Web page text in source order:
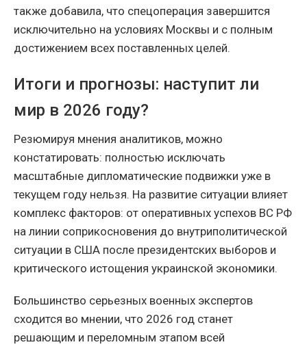
также добавила, что спецоперация завершится
исключительно на условиях Москвы и с полным
достижением всех поставленных целей.
Итоги и прогнозы: наступит ли
мир в 2026 году?
Резюмируя мнения аналитиков, можно
констатировать: полностью исключать
масштабные дипломатические подвижки уже в
текущем году нельзя. На развитие ситуации влияет
комплекс факторов: от оперативных успехов ВС РФ
на линии соприкосновения до внутриполитической
ситуации в США после президентских выборов и
критического истощения украинской экономики.
Большинство серьезных военных экспертов
сходится во мнении, что 2026 год станет
решающим и переломным этапом всей